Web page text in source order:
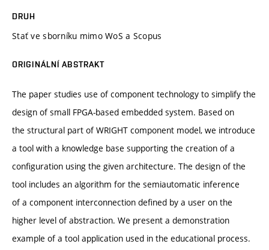
DRUH
Stať ve sborníku mimo WoS a Scopus
ORIGINÁLNÍ ABSTRAKT
The paper studies use of component technology to simplify the
design of small FPGA-based embedded system. Based on
the structural part of WRIGHT component model, we introduce
a tool with a knowledge base supporting the creation of a
configuration using the given architecture. The design of the
tool includes an algorithm for the semiautomatic inference
of a component interconnection defined by a user on the
higher level of abstraction. We present a demonstration
example of a tool application used in the educational process.